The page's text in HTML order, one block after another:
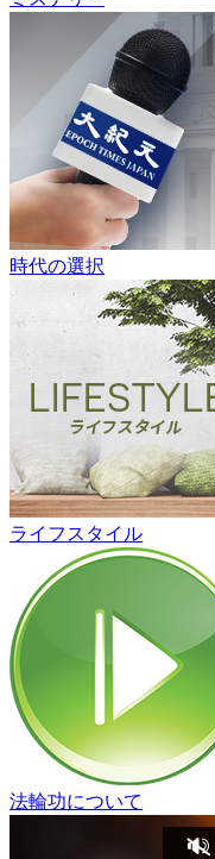
時代の選択
ライフスタイル
法輪功について